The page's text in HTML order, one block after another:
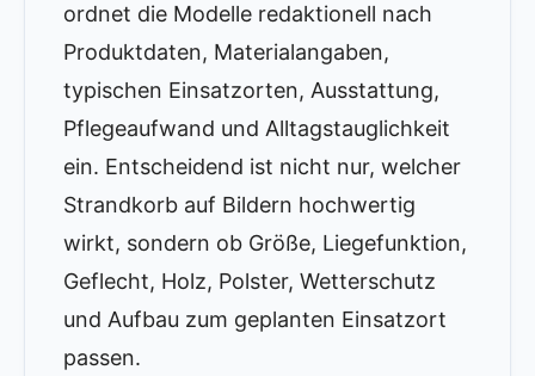
ordnet die Modelle redaktionell nach
Produktdaten, Materialangaben,
typischen Einsatzorten, Ausstattung,
Pflegeaufwand und Alltagstauglichkeit
ein. Entscheidend ist nicht nur, welcher
Strandkorb auf Bildern hochwertig
wirkt, sondern ob Größe, Liegefunktion,
Geflecht, Holz, Polster, Wetterschutz
und Aufbau zum geplanten Einsatzort
passen.